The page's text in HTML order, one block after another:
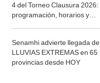
4 del Torneo Clausura 2026:
programación, horarios y
Senamhi advierte llegada de
LLUVIAS EXTREMAS en 65
provincias desde HOY